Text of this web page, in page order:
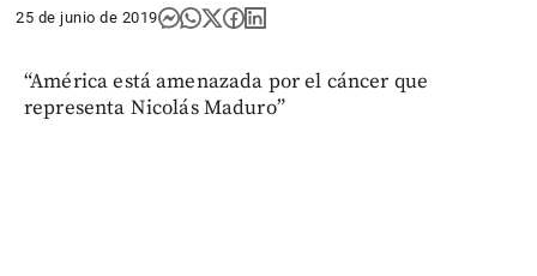
25 de junio de 2019
“América está amenazada por el cáncer que
representa Nicolás Maduro”